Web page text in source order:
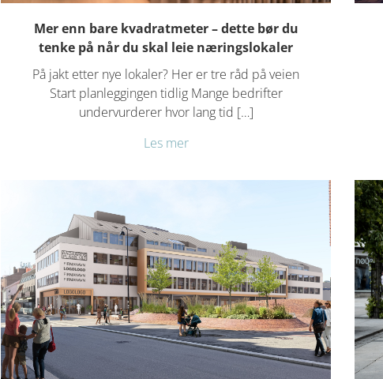
Aktuelt
Mer enn bare kvadratmeter – dette bør du
tenke på når du skal leie næringslokaler
På jakt etter nye lokaler? Her er tre råd på veien
Start planleggingen tidlig Mange bedrifter
undervurderer hvor lang tid […]
Les mer